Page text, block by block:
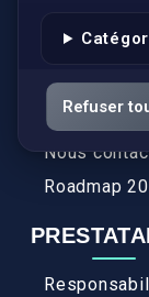
Refuser
Actualités
Services
FAQ
Nous
Roadmap